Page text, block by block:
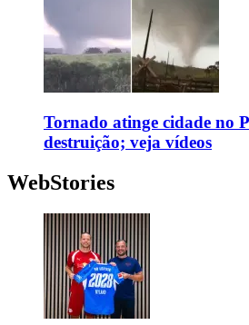
Tornado atinge cidade no
destruição; veja vídeos
WebStories